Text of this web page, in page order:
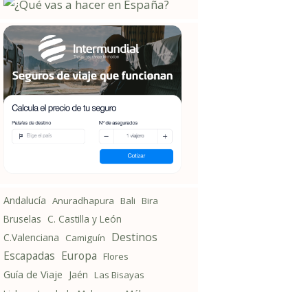
Andalucía Anuradhapura Bali Bira
Bruselas C. Castilla y León
C.Valenciana
Camiguín Destinos
Escapadas Europa Flores
Guía de Viaje Jaén Las Bisayas